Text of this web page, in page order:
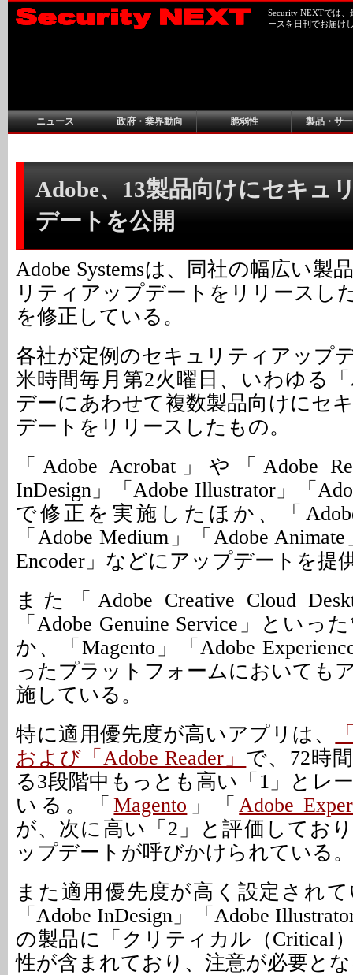
Security NEXTでは
ースを日刊でお届け
ニュース 政府・業界動向 脆弱性 製品・サ
Adobe、13製品向けにセキュ
デートを公開
Adobe Systemsは、同社の幅広い製
リティアップデートをリリースし
を修正している。
各社が定例のセキュリティアップ
米時間毎月第2火曜日、いわゆる
デーにあわせて複数製品向けにセ
デートをリリースしたもの。
「Adobe Acrobat」や「Adobe
InDesign」「Adobe Illustrator」「
で修正を実施したほか、「
「Adobe Medium」「Adobe
Encoder」などにアップデートを提
また「Adobe Creative Cloud
「Adobe Genuine Service」といっ
か、「Magento」「Adobe
ったプラットフォームにおいても
施している。
特に適用優先度が高いアプリは、
および「Adobe Reader」 で、72時
る3段階中もっとも高い「1」とレ
いる。「Magento 」「Adobe
が、次に高い「2」と評価してお
ップデートが呼びかけられている。
また適用優先度が高く設定され
「Adobe InDesign」「Adobe
の製品に「クリティカル（Critical
性が含まれており、注意が必要と